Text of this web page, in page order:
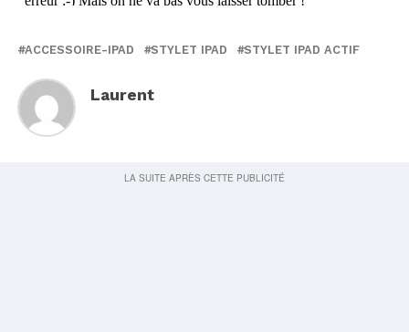
ACCESSOIRE-IPAD STYLET IPAD STYLET IPAD ACTIF
Laurent